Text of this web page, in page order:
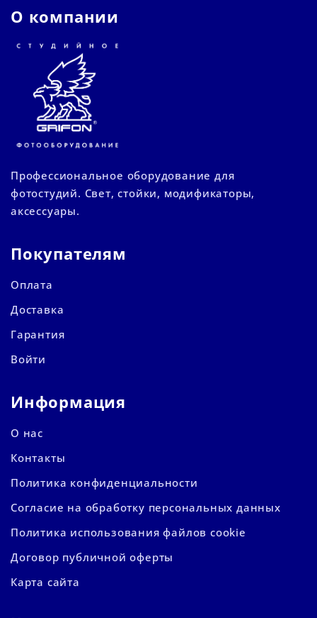
О компании
Профессиональное оборудование для
фотостудий. Свет, стойки, модификаторы,
аксессуары.
Покупателям
Оплата
Доставка
Гарантия
Войти
Информация
О нас
Контакты
Политика конфиденциальности
Согласие на обработку персональных данных
Политика использования файлов cookie
Договор публичной оферты
Карта сайта